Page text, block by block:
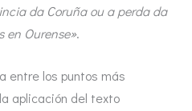
da Coruña ou a perda da
en Ourense».
entre los puntos más
aplicación del texto